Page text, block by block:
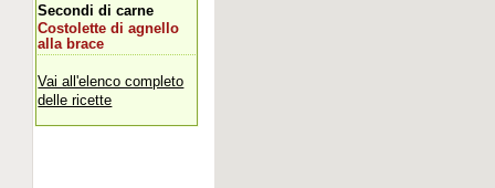
Secondi di carne
Costolette di agnello
alla brace
Vai all'elenco completo
delle ricette